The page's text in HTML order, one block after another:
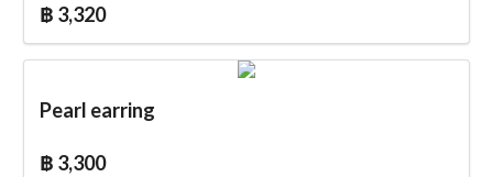
฿ 3,320
Pearl earring
฿ 3,300